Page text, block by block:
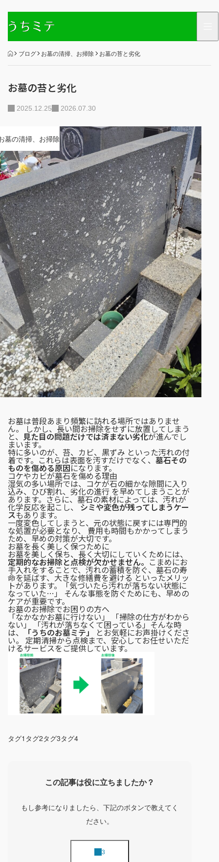
HOME
ブログ お墓の清掃、お掃除 お墓の苔と劣化
お墓の苔と劣化
2025.12.25 2026.07.30
墓の清掃、お掃除
お墓は普段あまり頻繁に訪れる場所ではありませ
ん。 しかし、長い間お掃除をせずに放置してしまう
と、 見た目の問題だけでは済まない劣化が進んでし
まいます。
特に多いのが、苔、カビ、黒ずみ といった汚れの付
着です。これらは表面を汚すだけでなく、 墓石その
ものを傷める原因になります。
コケやカビが墓石を傷める理由
湿気の多い場所では、コケが石の細かな隙間に入り
込み、ひび割れ、劣化の進行 を早めてしまうことが
あります。さらに、墓石の素材によっては、汚れが
化学反応を起こし、シミや変色が残ってしまうケー
スもあります。
一度変色してしまうと、元の状態に戻すには専門的
な処置が必要となり、 費用も時間もかかってしまう
ため、早めの対策が大切です。
お墓を長く美しく保つために
お墓を美しく保ち、長く大切にしていくためには、
定期的なお掃除と点検が欠かせません。 こまめにお
手入れをすることで、汚れの蓄積を防ぐ、墓石の寿
命を延ばす、大きな修繕費を避ける といったメリッ
トがあります。「気づいたら汚れが落ちない状態に
なっていた…」 そんな事態を防ぐためにも、早めの
ケアが重要です。
お墓のお掃除でお困りの方へ
「なかなかお墓に行けない」 「掃除の仕方がわから
ない」 「汚れが落ちなくて困っている」そんな時
は、 「うちのお墓ミテ」 とお気軽にお声掛けくださ
い。 定期清掃から点検まで、安心してお任せいただ
けるサービスをご提供しています。
タグ1 タグ2タグ3タグ4
この記事は役に立ちましたか？
もし参考になりましたら、下記のボタンで教えてく
ださい。